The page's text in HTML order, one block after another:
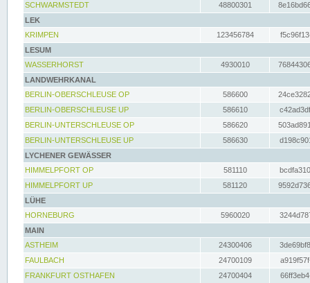
SCHWARMSTEDT
48800301
LEK
KRIMPEN
123456784
LESUM
WASSERHORST
4930010
LANDWEHRKANAL
BERLIN-OBERSCHLEUSE OP
586600
BERLIN-OBERSCHLEUSE UP
586610
BERLIN-UNTERSCHLEUSE OP
586620
BERLIN-UNTERSCHLEUSE UP
586630
LYCHENER GEWÄSSER
HIMMELPFORT OP
581110
HIMMELPFORT UP
581120
LÜHE
HORNEBURG
5960020
MAIN
ASTHEIM
24300406
FAULBACH
24700109
FRANKFURT OSTHAFEN
24700404